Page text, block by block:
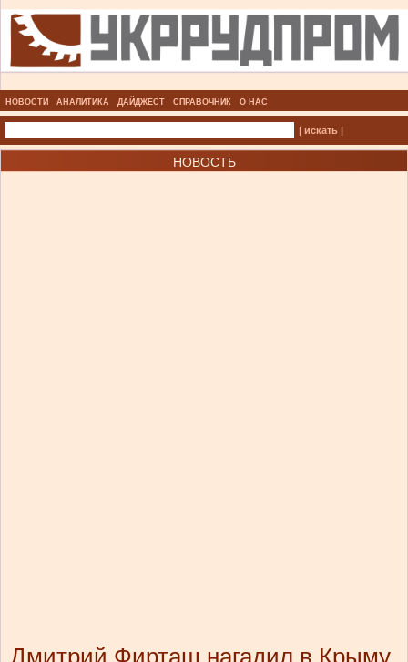
НОВОСТИ АНАЛИТИКА ДАЙДЖЕСТ СПРАВОЧНИК О НАС
| искать |
НОВОСТЬ